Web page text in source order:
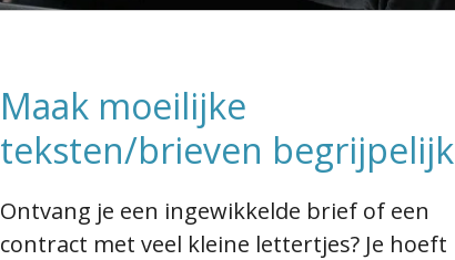
Maak moeilijke
teksten/brieven begrijpelijk
Ontvang je een ingewikkelde brief of een
contract met veel kleine lettertjes? Je hoeft